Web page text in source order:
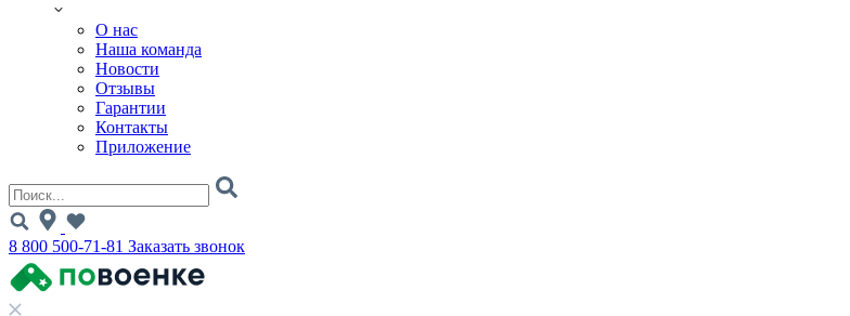
О нас
Наша команда
Новости
Отзывы
Гарантии
Контакты
Приложение
8 800 500-71-81 Заказать звонок